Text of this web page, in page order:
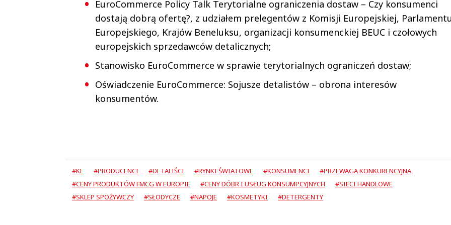
EuroCommerce Policy Talk Terytorialne ograniczenia dostaw – Czy konsumenci
dostają dobrą ofertę?, z udziałem prelegentów z Komisji Europejskiej,
Europejskiego, Krajów Beneluksu, organizacji konsumenckiej BEUC i czołowych
europejskich sprzedawców detalicznych;
Stanowisko EuroCommerce w sprawie terytorialnych ograniczeń dostaw;
Oświadczenie EuroCommerce: Sojusze detalistów – obrona interesów
konsumentów.
#KE #PRODUCENCI #DETALIŚCI #RYNKI ŚWIATOWE #KONSUMENCI
#PRZEWAGA KONKURENCYJNA
#CENY PRODUKTÓW FMCG W EUROPIE
#CENY DÓBR I USŁUG KONSUMPCYJNYCH
#SIECI HANDLOWE
#SKLEP SPOŻYWCZY
#SŁODYCZE #NAPOJE #KOSMETYKI #DETERGENTY